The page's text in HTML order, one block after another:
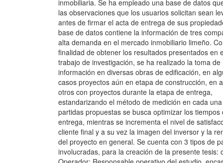
inmobiliaria. Se ha empleado una base de datos
las observaciones que los usuarios solicitan sean
antes de firmar el acta de entrega de sus
base de datos contiene la información de tres
alta demanda en el mercado inmobiliario limeño.
finalidad de obtener los resultados presentados en
trabajo de investigación, se ha realizado la toma de
información en diversas obras de edificación, en
casos proyectos aún en etapa de construcción, en
otros con proyectos durante la etapa de entrega,
estandarizando el método de medición en cada
partidas propuestas se busca optimizar los tiempos
entrega, mientras se incrementa el nivel de
cliente final y a su vez la imagen del inversor y la
del proyecto en general. Se cuenta con 3 tipos de
involucradas, para la creación de la presente tesis: